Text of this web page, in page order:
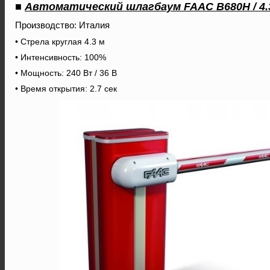
■Автоматический шлагбаум FAAC B680H /
Производство: Италия
• Стрела круглая 4.3 м
• Интенсивность: 100%
• Мощность: 240 Вт / 36 В
• Время открытия: 2.7 сек